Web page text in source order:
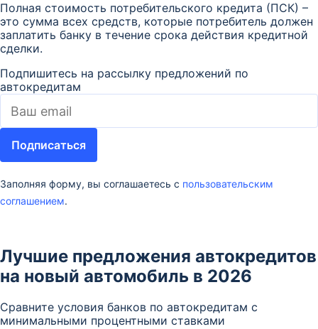
Полная стоимость потребительского кредита (ПСК) –
это сумма всех средств, которые потребитель должен
заплатить банку в течение срока действия кредитной
сделки.
Подпишитесь на рассылку предложений по
автокредитам
Подписаться
Заполняя форму, вы соглашаетесь с пользовательским
соглашением.
Лучшие предложения автокредитов
на новый автомобиль в 2026
Сравните условия банков по автокредитам с
минимальными процентными ставками